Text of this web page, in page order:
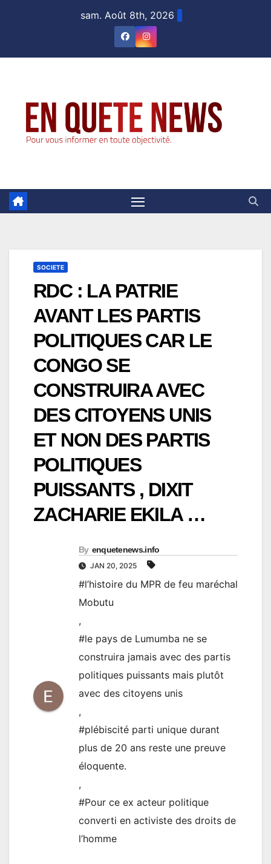
sam. Août 8th, 2026
SOCIETE
RDC : LA PATRIE
AVANT LES PARTIS
POLITIQUES CAR LE
CONGO SE
CONSTRUIRA AVEC
DES CITOYENS UNIS
ET NON DES PARTIS
POLITIQUES
PUISSANTS , DIXIT
ZACHARIE EKILA …
By enquetenews.info
JAN 20, 2025
#l’histoire du MPR de feu maréchal
Mobutu
,
#le pays de Lumumba ne se
construira jamais avec des partis
politiques puissants mais plutôt
avec des citoyens unis
,
#plébiscité parti unique durant
plus de 20 ans reste une preuve
éloquente.
,
#Pour ce ex acteur politique
converti en activiste des droits de
l’homme